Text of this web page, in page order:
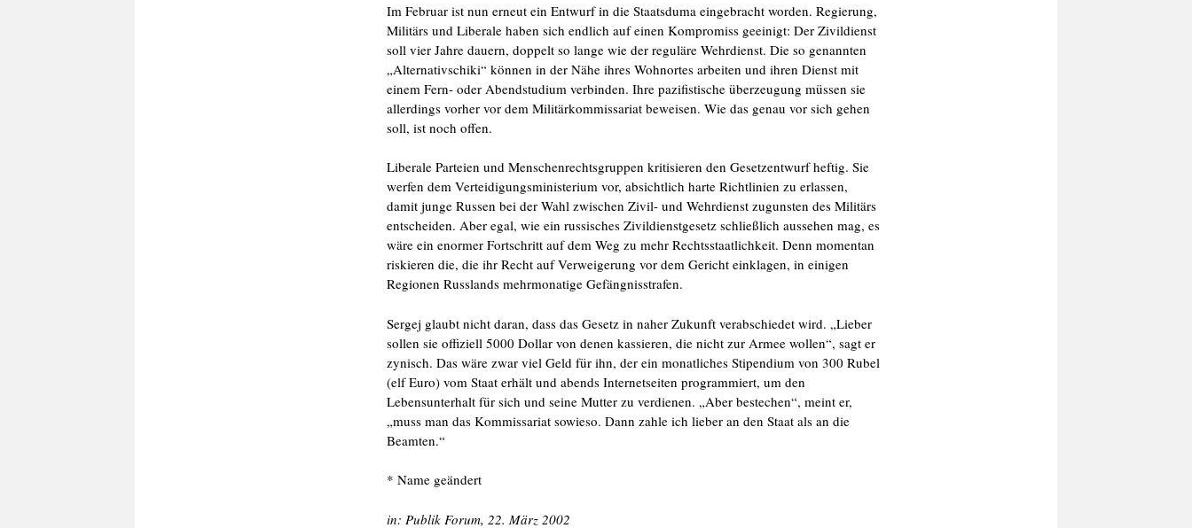
Im Februar ist nun erneut ein Entwurf in die Staatsduma eingebracht worden. Regierung,
Militärs und Liberale haben sich endlich auf einen Kompromiss geeinigt: Der Zivildienst
soll vier Jahre dauern, doppelt so lange wie der reguläre Wehrdienst. Die so genannten
„Alternativschiki“ können in der Nähe ihres Wohnortes arbeiten und ihren Dienst mit
einem Fern- oder Abendstudium verbinden. Ihre pazifistische überzeugung müssen sie
allerdings vorher vor dem Militärkommissariat beweisen. Wie das genau vor sich gehen
soll, ist noch offen.
Liberale Parteien und Menschenrechtsgruppen kritisieren den Gesetzentwurf heftig. Sie
werfen dem Verteidigungsministerium vor, absichtlich harte Richtlinien zu erlassen,
damit junge Russen bei der Wahl zwischen Zivil- und Wehrdienst zugunsten des Militärs
entscheiden. Aber egal, wie ein russisches Zivildienstgesetz schließlich aussehen mag, es
wäre ein enormer Fortschritt auf dem Weg zu mehr Rechtsstaatlichkeit. Denn momentan
riskieren die, die ihr Recht auf Verweigerung vor dem Gericht einklagen, in einigen
Regionen Russlands mehrmonatige Gefängnisstrafen.
Sergej glaubt nicht daran, dass das Gesetz in naher Zukunft verabschiedet wird. „Lieber
sollen sie offiziell 5000 Dollar von denen kassieren, die nicht zur Armee wollen“, sagt er
zynisch. Das wäre zwar viel Geld für ihn, der ein monatliches Stipendium von 300 Rubel
(elf Euro) vom Staat erhält und abends Internetseiten programmiert, um den
Lebensunterhalt für sich und seine Mutter zu verdienen. „Aber bestechen“, meint er,
„muss man das Kommissariat sowieso. Dann zahle ich lieber an den Staat als an die
Beamten.“
* Name geändert
in: Publik Forum, 22. März 2002